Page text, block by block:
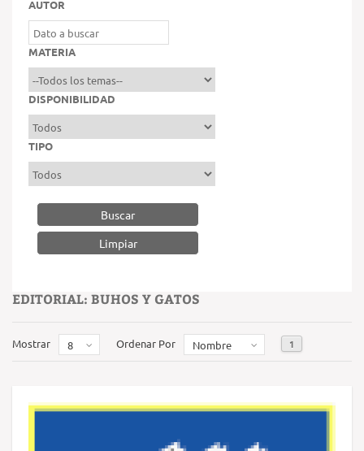
AUTOR
MATERIA
DISPONIBILIDAD
TIPO
Buscar
EDITORIAL: BUHOS Y GATOS
Mostrar 8 Ordenar Por Nombre 1